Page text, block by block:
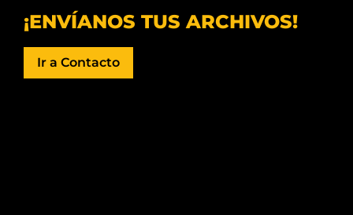
¡ENVÍANOS TUS ARCHIVOS!
Ir a Contacto